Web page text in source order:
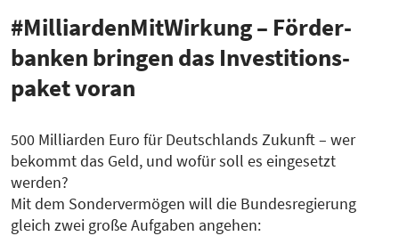
#Milli­ar­den­Mit­Wirkung – Förder­
banken bringen das Inves­ti­ti­ons­
paket voran
500 Milliarden Euro für Deutschlands Zukunft – wer
bekommt das Geld, und wofür soll es eingesetzt
werden?
Mit dem Sondervermögen will die Bundesregierung
gleich zwei große Aufgaben angehen: